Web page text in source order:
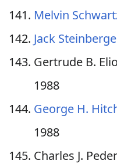
Melvin
Jack
Gertrude B.
1988
George H.
1988
Charles J.